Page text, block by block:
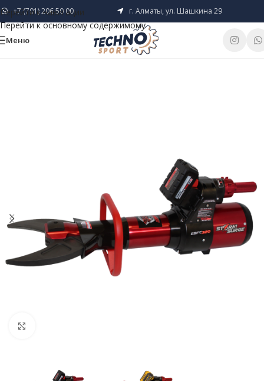
Перейти к навигации
Перейти к основному содержимому
+7 (701) 206 50 00 г. Алматы, ул. Шашкина 29
Меню